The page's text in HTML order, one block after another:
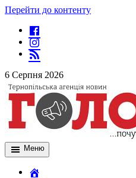
Перейти до контенту
6 Серпня 2026
Меню